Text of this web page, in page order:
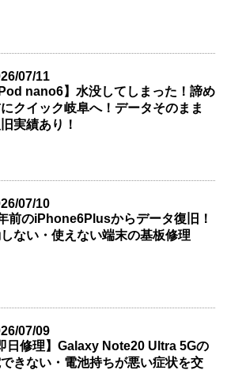
07/11
nano6】水没してしまった！諦め
クイック岐阜へ！データそのまま
実績あり！
07/10
前のiPhone6Plusからデータ復旧！
ない・使えない端末の基板修理
07/09
日修理】Galaxy Note20 Ultra 5Gの
きない・電池持ちが悪い症状を交